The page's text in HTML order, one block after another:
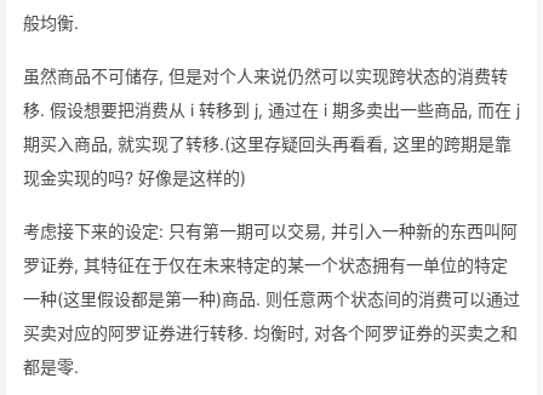
般均衡.
虽然商品不可储存, 但是对个人来说仍然可以实现跨状态的消费转
移. 假设想要把消费从 i 转移到 j, 通过在 i 期多卖出一些商品, 而在 j
期买入商品, 就实现了转移.(这里存疑回头再看看, 这里的跨期是靠
现金实现的吗? 好像是这样的)
考虑接下来的设定: 只有第一期可以交易, 并引入一种新的东西叫阿
罗证券, 其特征在于仅在未来特定的某一个状态拥有一单位的特定
一种(这里假设都是第一种)商品. 则任意两个状态间的消费可以通过
买卖对应的阿罗证券进行转移. 均衡时, 对各个阿罗证券的买卖之和
都是零.